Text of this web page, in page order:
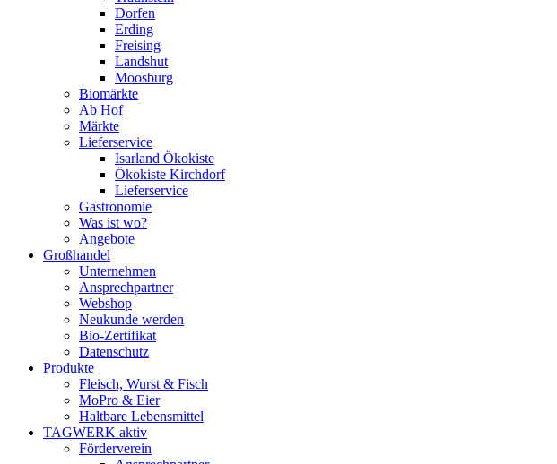
Dorfen
Erding
Freising
Landshut
Moosburg
Biomärkte
Ab Hof
Märkte
Lieferservice
Isarland Ökokiste
Ökokiste Kirchdorf
Lieferservice
Gastronomie
Was ist wo?
Angebote
Großhandel
Unternehmen
Ansprechpartner
Webshop
Neukunde werden
Bio-Zertifikat
Datenschutz
Produkte
Fleisch, Wurst & Fisch
MoPro & Eier
Haltbare Lebensmittel
TAGWERK aktiv
Förderverein